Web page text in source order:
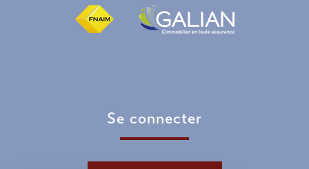
Se connecter